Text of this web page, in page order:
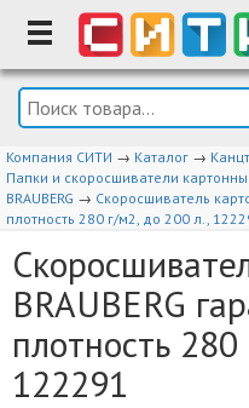
Компания СИТИ → Каталог →
Папки и скоросшиватели
BRAUBERG → Скоросшиватель
плотность 280 г/м2, до 200 л.,
BRAUBERG
плотность
122291